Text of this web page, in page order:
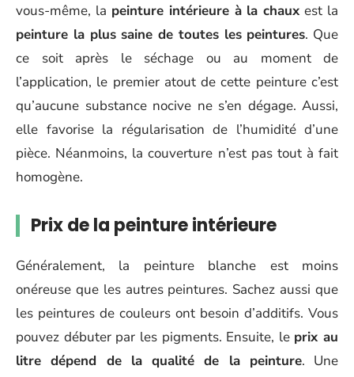
vous-même, la peinture intérieure à la chauxest la
peinture la plus saine de toutes les peintures. Que
ce soit après le séchage ou au moment de
l’application, le premier atout de cette peinture c’est
qu’aucune substance nocive ne s’en dégage. Aussi,
elle favorise la régularisation de l’humidité d’une
pièce. Néanmoins, la couverture n’est pas tout à fait
homogène.
Prix de la peinture intérieure
Généralement, la peinture blanche est moins
onéreuse que les autres peintures. Sachez aussi que
les peintures de couleurs ont besoin d’additifs. Vous
pouvez débuter par les pigments. Ensuite, le prix au
litre dépend de la qualité de la peinture. Une